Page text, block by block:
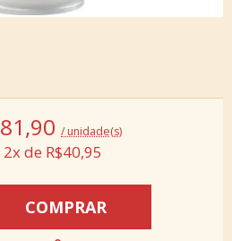
81,90 / unidade(s)
2x de R$40,95